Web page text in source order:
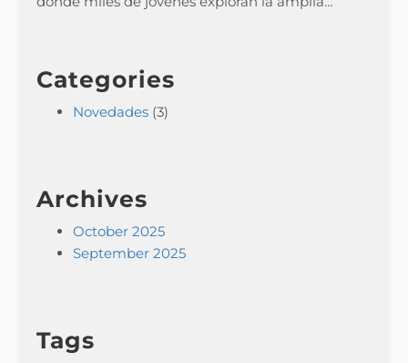
Categories
Novedades (3)
Archives
October 2025
September 2025
Tags